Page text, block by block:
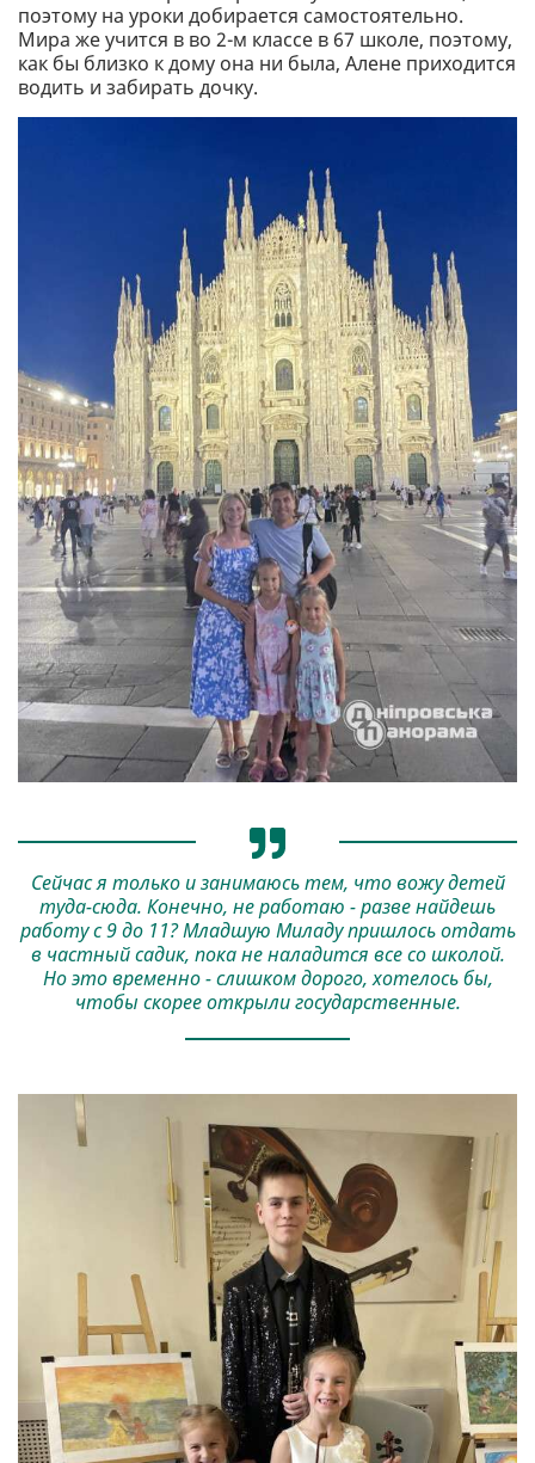
поэтому на уроки добирается самостоятельно.
Мира же учится в во 2-м классе в 67 школе, поэтому,
как бы близко к дому она ни была, Алене приходится
водить и забирать дочку.
Сейчас я только и занимаюсь тем, что вожу детей
туда-сюда. Конечно, не работаю - разве найдешь
работу с 9 до 11? Младшую Миладу пришлось отдать
в частный садик, пока не наладится все со школой.
Но это временно - слишком дорого, хотелось бы,
чтобы скорее открыли государственные.